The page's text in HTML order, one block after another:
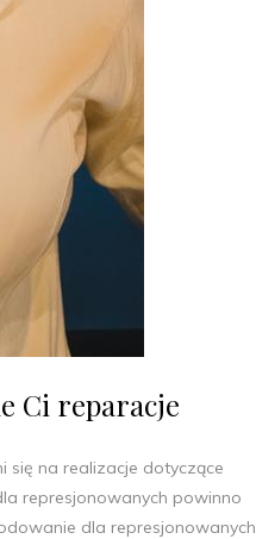
Ci reparacje
się na realizacje dotyczące
represjonowanych powinno
dla represjonowanych